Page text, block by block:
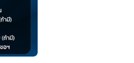
นต้องทำความเข้าใจก่อนว่า